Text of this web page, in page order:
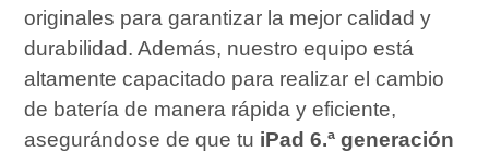
originales para garantizar la mejor calidad y
durabilidad. Además, nuestro equipo está
altamente capacitado para realizar el cambio
de batería de manera rápida y eficiente,
asegurándose de que tu iPad 6.ª generación